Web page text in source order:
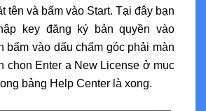
tên và bấm vào Start. Tại đây bạn
key đăng ký bản quyền vào
bấm vào dấu chấm góc phải màn
chọn Enter a New License ở mục
bảng Help Center là xong.